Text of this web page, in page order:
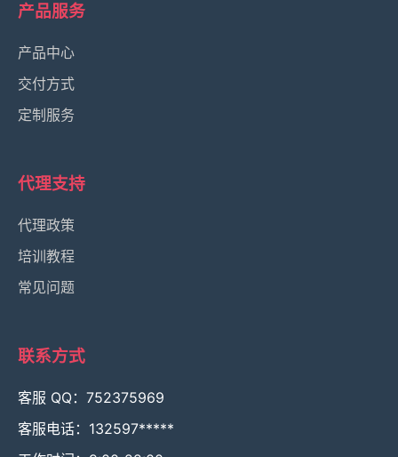
产品服务
产品中心
交付方式
定制服务
代理支持
代理政策
培训教程
常见问题
联系方式
客服 QQ：752375969
客服电话：132597*****